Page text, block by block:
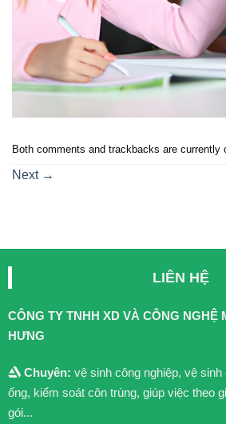
Both comments and trackbacks are currently
Next →
LIÊN HỆ
CÔNG TY TNHH XD VÀ CÔNG NGHỆ
HƯNG
Chuyên: vệ sinh công nghiệp, vệ
ống, kiểm soát côn trùng, giúp việc theo
gói...